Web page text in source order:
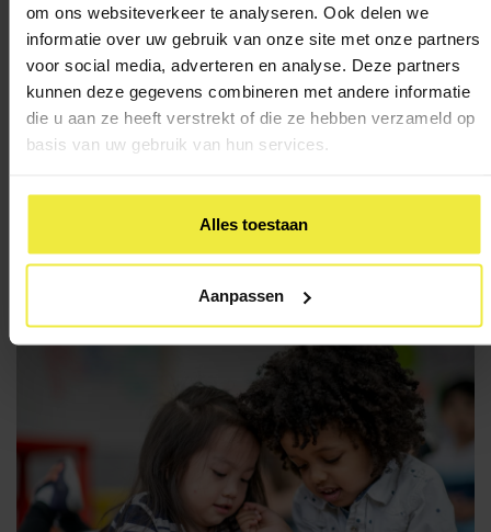
om ons websiteverkeer te analyseren. Ook delen we
informatie over uw gebruik van onze site met onze partners
voor social media, adverteren en analyse. Deze partners
kunnen deze gegevens combineren met andere informatie
die u aan ze heeft verstrekt of die ze hebben verzameld op
basis van uw gebruik van hun services.
Alles toestaan
Aanpassen
Eindtoets in het OKR opgenomen. In Amsterdam heet dit
rapport ook wel het oki-doc. De basisschool moet ouders
informeren over de inhoud. Ouders hebben recht op inzage
en kunnen de school vragen om opmerkingen aan het
rapport toe te voegen.
Terug naar overzicht